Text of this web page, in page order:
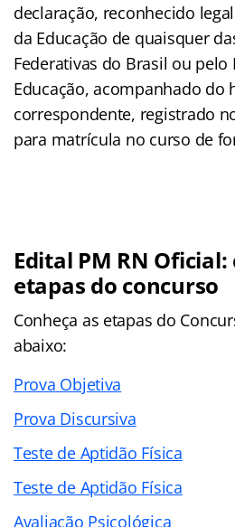
declaração, reconhecido
da Educação de quaisquer
Federativas do Brasil ou
Educação, acompanhado do
correspondente, registrado
para matrícula no curso de
Edital PM RN
etapas do concurso
Conheça as etapas do
abaixo:
Prova Objetiva
Prova Discursiva
Teste de Aptidão Física
Teste de Aptidão Física
Avaliação Psicológica